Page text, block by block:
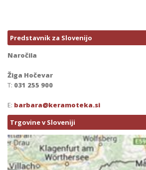
Predstavnik za Slovenijo
Naročila
Žiga Hočevar
T: 031 255 900
E: barbara@keramoteka.si
Trgovine v Sloveniji